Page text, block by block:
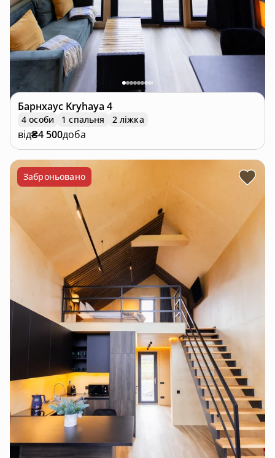
Барнхаус Kryhaya 4
4 особи 1 спальня 2 ліжка
від₴4 500доба
Заброньовано